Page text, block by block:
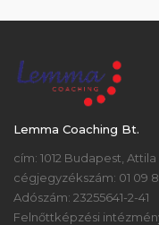
Lemma Coaching Bt.
cím: 1012 Budapest, Attila
cégjegyzékszám: 01 09
Adószám: 23255641-2-41
Felnőttképzési